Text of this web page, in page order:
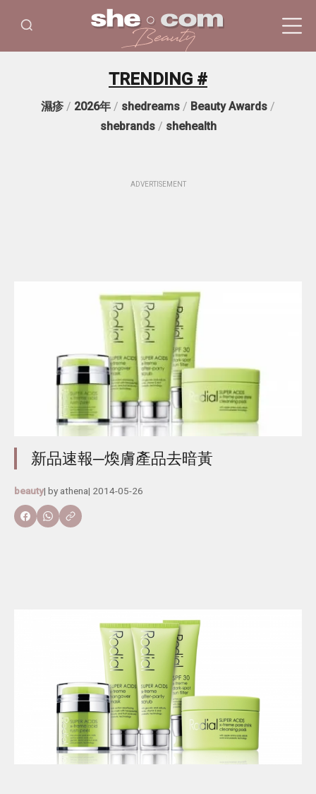
TRENDING #
濕疹 / 2026年 / shedreams / Beauty Awards /
shebrands/ shehealth
ADVERTISEMENT
新品速報─煥膚產品去暗黃
beauty| by athena| 2014-05-26